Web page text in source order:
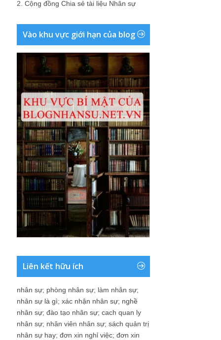
2. Cộng đồng Chia sẻ tài liệu Nhân sự
Vào khu vực giới hạn của blog
Liên kết hữu ích
nhân sự; phòng nhân sự; làm nhân sự;
nhân sự là gì; xác nhận nhân sự; nghề
nhân sự; đào tạo nhân sự; cach quan ly
nhân sự; nhân viên nhân sự; sách quản trị
nhân sự hay; đơn xin nghỉ việc; đơn xin